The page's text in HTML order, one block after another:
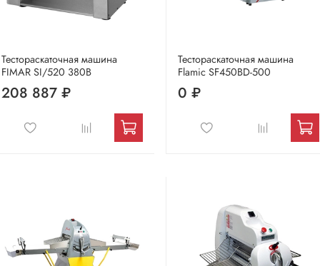
Тестораскаточная машина
FIMAR SI/520 380В
208 887 ₽
Тестораскаточная машина
Flamic SF450BD-500
0 ₽